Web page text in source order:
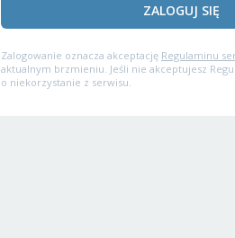
ZALOGUJ SIĘ
Zalogowanie oznacza akceptację Regulaminu
aktualnym brzmieniu. Jeśli nie akceptujesz
o niekorzystanie z serwisu.